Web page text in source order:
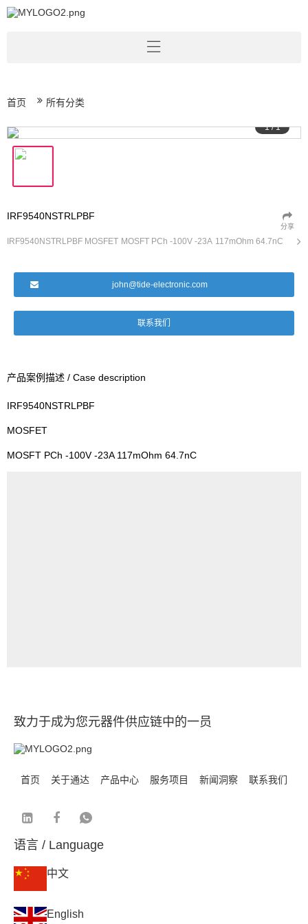
首页 所有分类
1/1
IRF9540NSTRLPBF
分享
IRF9540NSTRLPBF MOSFET MOSFT PCh -100V -23A 117mOhm 64.7nC
john@tide-electronic.com
联系我们
产品案例描述 / Case description
IRF9540NSTRLPBF
MOSFET
MOSFT PCh -100V -23A 117mOhm 64.7nC
致力于成为您元器件供应链中的一员
首页 关于通达 产品中心 服务项目 新闻洞察 联系我们
语言 / Language
中文
English